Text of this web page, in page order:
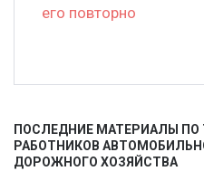
его повторно
ПОСЛЕДНИЕ МАТЕРИАЛЫ ПО
РАБОТНИКОВ
ДОРОЖНОГО ХОЗЯЙСТВА